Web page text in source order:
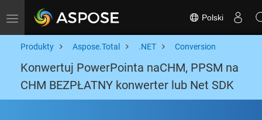
Toggle navigation Polski
Produkty Aspose.Total .NET Conversion
Konwertuj PowerPointa naCHM, PPSM na
CHM BEZPŁATNY konwerter lub Net SDK